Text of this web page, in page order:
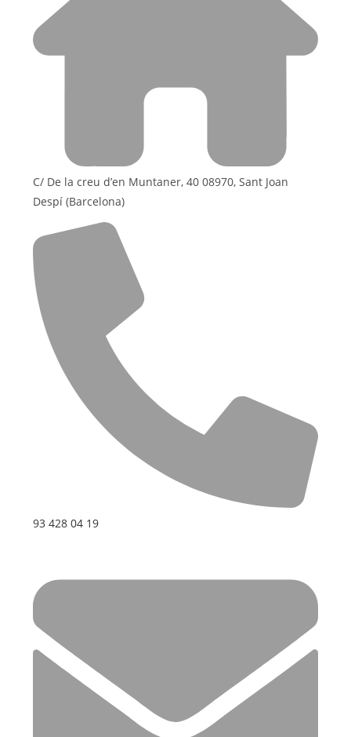
C/ De la creu d’en Muntaner, 40 08970, Sant Joan
Despí (Barcelona)
93 428 04 19